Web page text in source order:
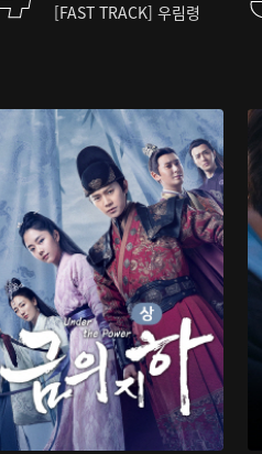
[FAST TRACK] 우림령